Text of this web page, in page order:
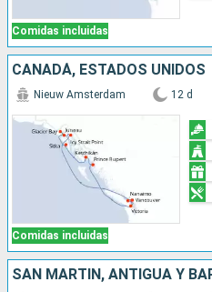
Comidas incluidas
CANADÁ, ESTADOS UNIDOS
Comidas incluidas
Nieuw Amsterdam 12 d